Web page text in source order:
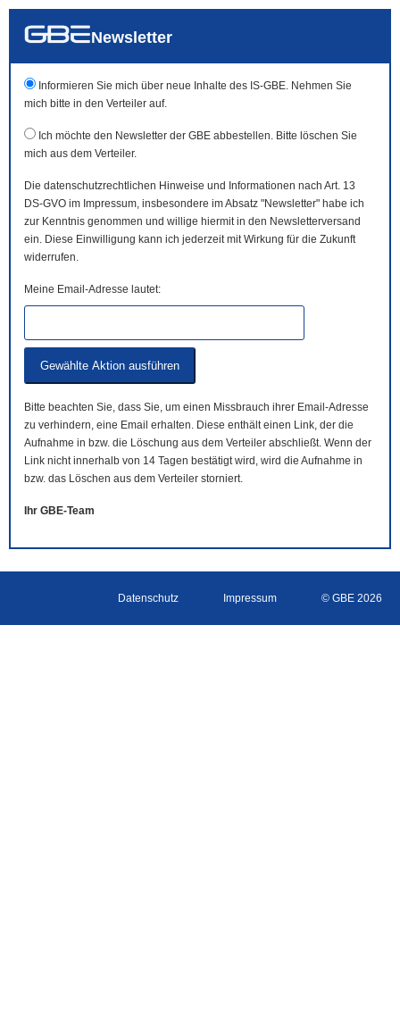
auch in allen Texten suchen (Volltextsuche)
Newsletter
Informieren Sie mich über neue Inhalte des IS-GBE. Nehmen Sie
mich bitte in den Verteiler auf.
Ich möchte den Newsletter der GBE abbestellen. Bitte löschen Sie
mich aus dem Verteiler.
Die datenschutzrechtlichen Hinweise und Informationen nach Art. 13
DS-GVO im Impressum, insbesondere im Absatz "Newsletter" habe ich
zur Kenntnis genommen und willige hiermit in den Newsletterversand
ein. Diese Einwilligung kann ich jederzeit mit Wirkung für die Zukunft
widerrufen.
Meine Email-Adresse lautet:
Bitte beachten Sie, dass Sie, um einen Missbrauch ihrer Email-Adresse
zu verhindern, eine Email erhalten. Diese enthält einen Link, der die
Aufnahme in bzw. die Löschung aus dem Verteiler abschließt. Wenn der
Link nicht innerhalb von 14 Tagen bestätigt wird, wird die Aufnahme in
bzw. das Löschen aus dem Verteiler storniert.
Ihr GBE-Team
Datenschutz Impressum © GBE 2026